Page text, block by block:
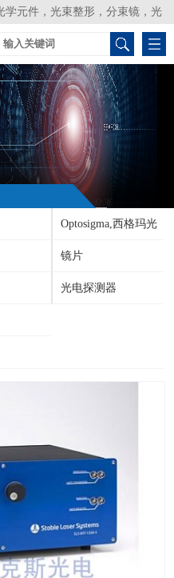
学元件，光束整形，分束镜，光
Optosigma,西格玛光
机镜片
光电探测器